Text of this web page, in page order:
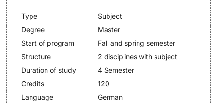
Further information
Lecturers
Course Directory
Course Registration
Semester Registration
Dates
Type
Subject
Degree
Master
Start of program
Fall and spring semester
Structure
2 disciplines with subject
Duration of study
4 Semester
Credits
120
Language
German